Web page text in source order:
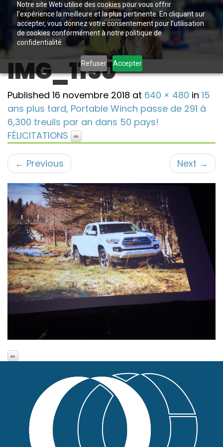
Notre site Web utilise des cookies pour vous offrir
l’expérience la meilleure et la plus pertinente. En cliquant sur
accepter, vous donnez votre consentement pour l’utilisation
de cookies conformément à notre politique de
confidentialité.
Refuser Accepter
IMG_1150
Published 16 novembre 2018 at 640 × 480 in 15
ans plus tard, Portable Winch passe de 291 à
6,300 treuils par an dans 50 pays!
FÉLICITATIONS
← Previous Next →